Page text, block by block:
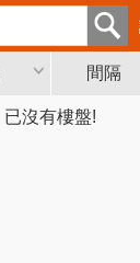
間隔
已沒有樓盤!